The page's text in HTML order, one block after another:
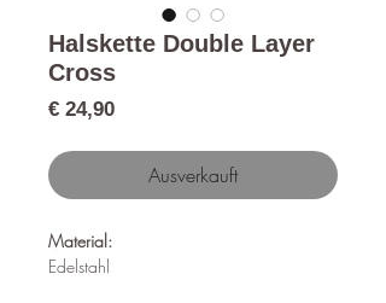
Halskette Double Layer
Cross
€ 24,90Preis
Ausverkauft
Material:
Edelstahl